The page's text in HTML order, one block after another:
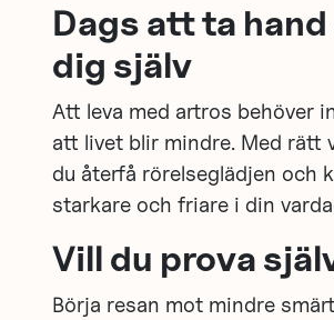
Dags att ta hand
dig själv
Att leva med artros behöver
att livet blir mindre. Med rätt
du återfå rörelseglädjen och
starkare och friare i din
Vill du prova
Börja resan mot mindre